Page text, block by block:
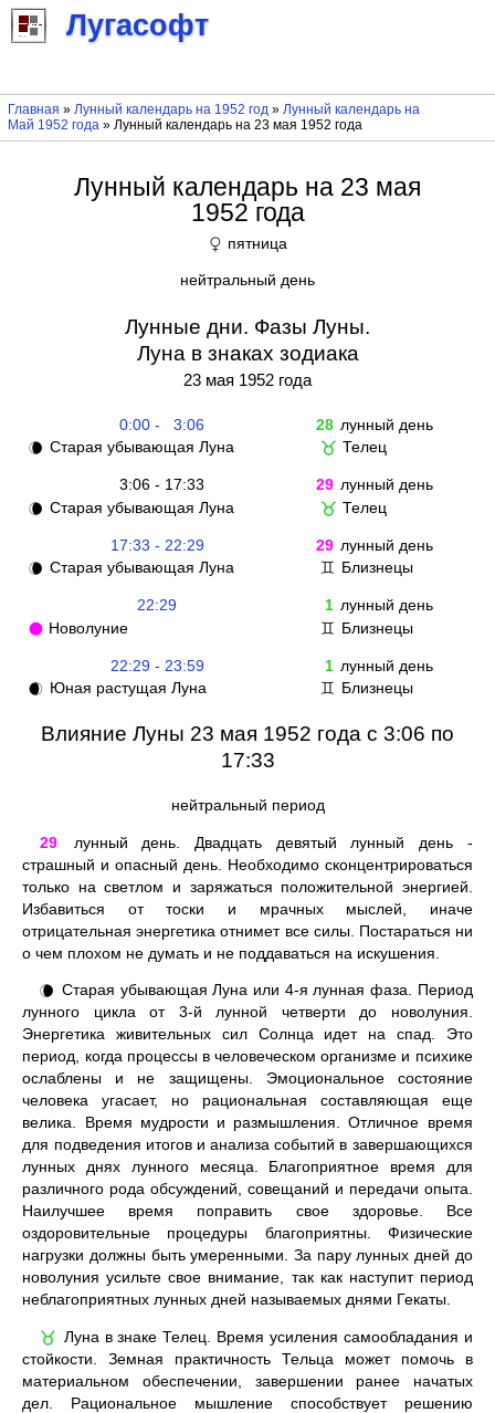
Лугасофт
Главная » Лунный календарь на 1952 год» Лунный календарь на
Май 1952 года» Лунный календарь на 23 мая 1952 года
Лунный календарь на 23 мая
1952 года
♀ пятница
нейтральный день
Лунные дни. Фазы Луны.
Луна в знаках зодиака
23 мая 1952 года
0:00 - 3:06 28 лунный день
🌘 Старая убывающая Луна ♉ Телец
3:06 - 17:33 29 лунный день
🌘 Старая убывающая Луна ♉ Телец
17:33 - 22:29 29 лунный день
🌘 Старая убывающая Луна ♊ Близнецы
22:29 1 лунный день
🌑 Новолуние ♊ Близнецы
22:29 - 23:59 1 лунный день
🌒 Юная растущая Луна ♊ Близнецы
Влияние Луны 23 мая 1952 года с 3:06 по
17:33
нейтральный период
29
лунный день. Двадцать девятый лунный день -
страшный и опасный день. Необходимо сконцентрироваться
только на светлом и заряжаться положительной энергией.
Избавиться от тоски и мрачных мыслей, иначе
отрицательная энергетика отнимет все силы. Постараться ни
о чем плохом не думать и не поддаваться на искушения.
🌘 Старая убывающая Луна или 4-я лунная фаза. Период
лунного цикла от 3-й лунной четверти до новолуния.
Энергетика живительных сил Солнца идет на спад. Это
период, когда процессы в человеческом организме и психике
ослаблены и не защищены. Эмоциональное состояние
человека угасает, но рациональная составляющая еще
велика. Время мудрости и размышления. Отличное время
для подведения итогов и анализа событий в завершающихся
лунных днях лунного месяца. Благоприятное время для
различного рода обсуждений, совещаний и передачи опыта.
Наилучшее время поправить свое здоровье. Все
оздоровительные процедуры благоприятны. Физические
нагрузки должны быть умеренными. За пару лунных дней до
новолуния усильте свое внимание, так как наступит период
неблагоприятных лунных дней называемых днями Гекаты.
♉ Луна в знаке Телец. Время усиления самообладания и
стойкости. Земная практичность Тельца может помочь в
материальном обеспечении, завершении ранее начатых
дел. Рациональное мышление способствует решению